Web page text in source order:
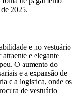
2025.
e no vestuário
e elegante
O aumento do
e a expansão de
e a logística, onde os
de vestuário